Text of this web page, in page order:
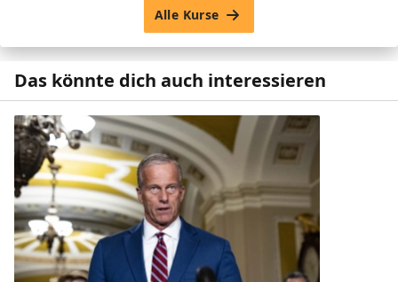
Alle Kurse
Das könnte dich auch interessieren